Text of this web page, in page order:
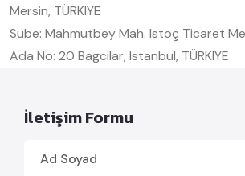
Mersin, TÜRKIYE
Sube: Mahmutbey Mah. Istoç Ticaret
Ada No: 20 Bagcilar, Istanbul, TÜRKIYE
İletişim Formu